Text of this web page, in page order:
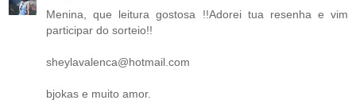
Menina, que leitura gostosa !!Adorei tua resenha e vim
participar do sorteio!!
sheylavalenca@hotmail.com
bjokas e muito amor.